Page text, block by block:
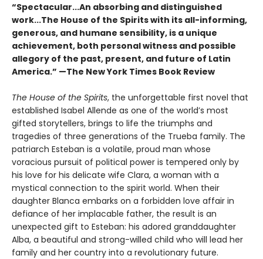
“Spectacular...An absorbing and distinguished
work...The House of the Spirits with its all-informing,
generous, and humane sensibility, is a unique
achievement, both personal witness and possible
allegory of the past, present, and future of Latin
America.” —The New York Times Book Review
The House of the Spirits, the unforgettable first novel that
established Isabel Allende as one of the world’s most
gifted storytellers, brings to life the triumphs and
tragedies of three generations of the Trueba family. The
patriarch Esteban is a volatile, proud man whose
voracious pursuit of political power is tempered only by
his love for his delicate wife Clara, a woman with a
mystical connection to the spirit world. When their
daughter Blanca embarks on a forbidden love affair in
defiance of her implacable father, the result is an
unexpected gift to Esteban: his adored granddaughter
Alba, a beautiful and strong-willed child who will lead her
family and her country into a revolutionary future.